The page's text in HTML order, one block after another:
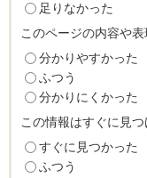
足りなかった
このページの内容や
分かりやすかった
ふつう
分かりにくかった
この情報はすぐに見
すぐに見つかった
ふつう